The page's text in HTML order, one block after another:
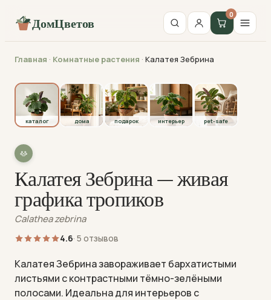
ДомЦветов
0
Главная · Комнатные растения · Калатея Зебрина
каталог
каталог дома подарок интерьер pet-safe
Калатея Зебрина — живая
графика тропиков
Calathea zebrina
4.6· 5 отзывов
Калатея Зебрина завораживает бархатистыми
листьями с контрастными тёмно-зелёными
полосами. Идеальна для интерьеров с